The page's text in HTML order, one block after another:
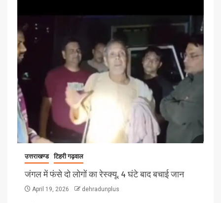
उत्तराखण्ड टिहरी गढ़वाल
जंगल में फंसे दो लोगों का रेस्क्यू, 4 घंटे बाद बचाई जान
April 19, 2026 dehradunplus